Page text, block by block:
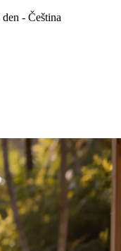
- Čeština